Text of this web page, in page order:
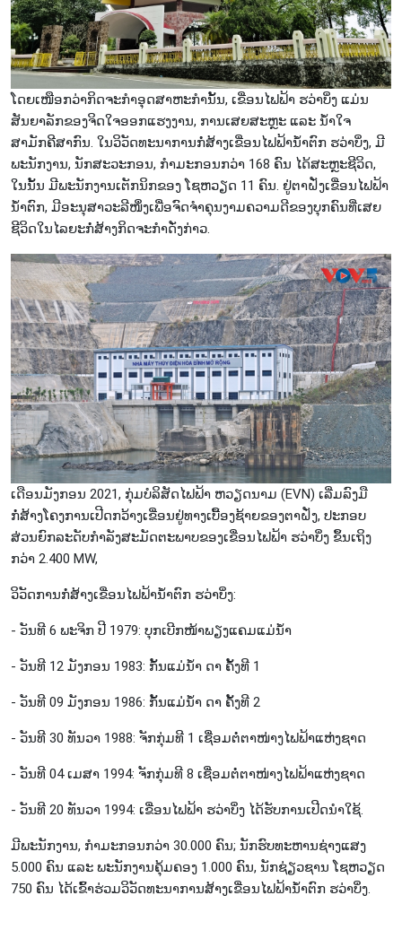
ໂດຍເໜືອກວ່າກິດຈະກຳອຸດສາຫະກຳນັ້ນ, ເຂື່ອນໄຟຟ້າ ຮວ່າບິ່ງ ແມ່ນ
ສັນຍາລັກຂອງຈິດໃຈອອກແຮງງານ, ການເສຍສະຫຼະ ແລະ ນ້ຳໃຈ
ສາມັກຄີສາກົນ. ໃນວິວັດທະນາການກໍ່ສ້າງເຂື່ອນໄຟຟ້ານ້ຳຕົກ ຮວ່າບິ່ງ, ມີ
ພະນັກງານ, ນັກສະວະກອນ, ກຳມະກອນກວ່າ 168 ຄົນ ໄດ້ສະຫຼະຊີວິດ,
ໃນນັ້ນ ມີພະນັກງານເຕັກນິກຂອງ ໂຊຫວຽດ 11 ຄົນ. ຢູ່ຕາຝັ່ງເຂື່ອນໄຟຟ້າ
ນ້ຳຕົກ, ມີອະນຸສາວະລີໜຶ່ງເພື່ອຈົດຈຳຄຸນງາມຄວາມດີຂອງບຸກຄົນທີ່ເສຍ
ຊີວິດໃນໄລຍະກໍ່ສ້າງກິດຈະກຳດັ່ງກ່າວ.
ເດືອນມັງກອນ 2021, ກຸ່ມບໍລິສັດໄຟຟ້າ ຫວຽດນາມ (EVN) ເລີ່ມລົງມື
ກໍ່ສ້າງໂຄງການເປີດກວ້າງເຂື່ອນຢູ່ທາງເບື້ອງຊ້າຍຂອງຕາຝັ່ງ, ປະກອບ
ສ່ວນຍົກລະດັບກຳລັງສະມັດຕະພາບຂອງເຂື່ອນໄຟຟ້າ ຮວ່າບິ່ງ ຂຶ້ນເຖິງ
ກວ່າ 2.400 MW,
ວິວັດ​ການ​ກໍ່​ສ້າງ​ເຂື່ອນ​ໄຟ​ຟ້າ​ນ້ຳ​ຕົກ ຮ​ວ່າ​ບິ່ງ:
- ວັນ​ທີ 6 ພະ​ຈິກ ປີ 1979: ບຸກ​ເບີກ​ໜ້າ​ພຽງ​ແຄມແມ່ນ້ຳ
- ວັນ​ທີ 12 ມັງ​ກອນ 1983: ກັ້ນ​ແມ່​ນ້ຳ ​ດາ ຄັ້ງ​ທີ 1
- ວັນ​ທີ 09 ມັງ​ກອນ 1986: ກັ້ນ​ແມ່​ນ້ຳ ດາ ຄັ້ງ​ທີ 2
- ວັນ​ທີ 30 ທັນ​ວາ 1988: ຈັກ​ກຸ່ມ​ທີ 1 ເຊື່ອມ​ຕໍ່​ຕາ​ໜ່າ​ງ​ໄຟ​ຟ້າ​ແຫ່ງ​ຊາດ
- ວັນ​ທີ 04 ເມ​ສາ 1994: ຈັກກຸ່ມ​ທີ 8 ເຊື່ອມ​ຕໍ່​ຕາ​ໜ່າງ​ໄຟ​ຟ້າ​ແຫ່ງ​ຊາດ
- ວັນ​ທີ 20 ທັນ​ວາ 1994: ເຂື່ອນ​ໄຟ​ຟ້າ ຮ​ວ່າ​ບິ່ງ ໄດ້​ຮັບ​ການ​ເປີດ​ນຳ​ໃຊ້​.
ມີ​ພະ​ນັກ​ງານ, ກຳ​ມະ​ກອນກວ່າ 30.000 ຄົນ; ນັກ​ຮົບທະ​ຫານ​ຊ່າງ​ແສງ
5.000 ຄົນ ແລະ ພະ​ນັກ​ງານ​ຄຸ້ມ​ຄອງ 1.000 ຄົນ, ນັກ​ຊ່ຽວ​ຊານ ໂຊຫວຽດ
750 ຄົນ ໄດ້​ເຂົ້າ​ຮ​່ວມ​ວິ​ວັດ​ທະ​ນາ​ການ​ສ້າງ​ເຂື່ອນ​ໄຟ​ຟ້າ​ນ້ຳ​ຕົກ​ ຮ​ວ່າ​ບິ່ງ.